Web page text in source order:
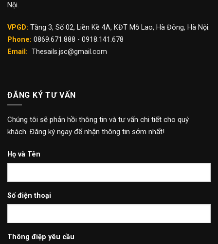
Nội.
VPGD: Tầng 3, Số 02, Liền Kề 4A, KĐT Mỗ Lao, Hà Đông, Hà Nội.
Phone: 0869.671.888 - 0918.141.678
Email: Thesails.jsc@gmail.com
ĐĂNG KÝ TƯ VẤN
Chúng tôi sẽ phản hồi thông tin và tư vấn chi tiết cho quý
khách. Đăng ký ngay để nhận thông tin sớm nhất!
Họ và Tên
Số điện thoại
Thông điệp yêu cầu